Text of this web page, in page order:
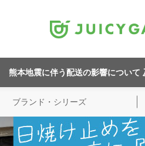
熊本地震に伴う配送の影響について
ブランド・シリーズ